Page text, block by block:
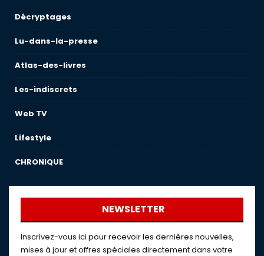
Décryptages
Lu-dans-la-presse
Atlas-des-livres
Les-indiscrets
Web TV
Lifestyle
CHRONIQUE
NEWSLETTER
Inscrivez-vous ici pour recevoir les dernières nouvelles,
mises à jour et offres spéciales directement dans votre